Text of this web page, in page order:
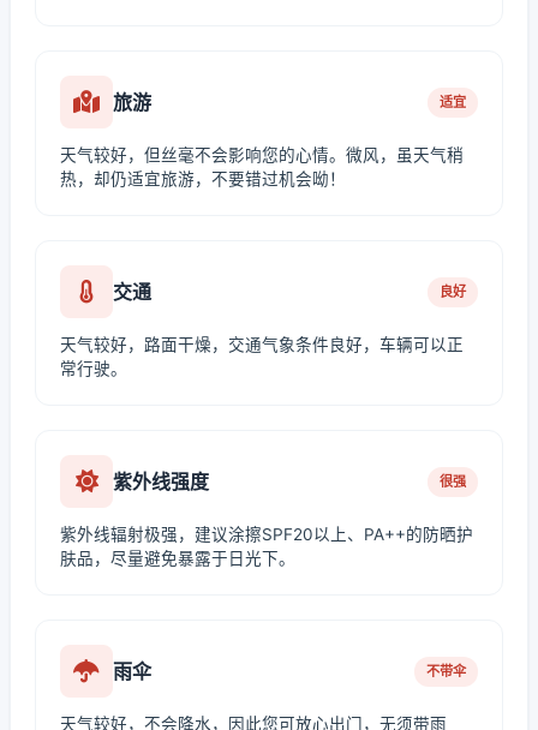
旅游 适宜
天气较好，但丝毫不会影响您的心情。微风，虽天气稍
热，却仍适宜旅游，不要错过机会呦！
交通 良好
天气较好，路面干燥，交通气象条件良好，车辆可以正
常行驶。
紫外线强度 很强
紫外线辐射极强，建议涂擦SPF20以上、PA++的防晒护
肤品，尽量避免暴露于日光下。
雨伞 不带伞
天气较好，不会降水，因此您可放心出门，无须带雨